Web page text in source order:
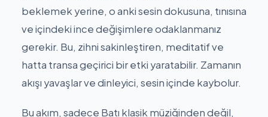
beklemek yerine, o anki sesin dokusuna, tınısına
ve içindeki ince değişimlere odaklanmanız
gerekir. Bu, zihni sakinleştiren, meditatif ve
hatta transa geçirici bir etki yaratabilir. Zamanın
akışı yavaşlar ve dinleyici, sesin içinde kaybolur.
Bu akım, sadece Batı klasik müziğinden değil,